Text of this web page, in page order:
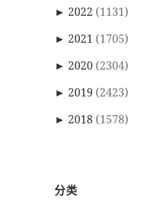
► 2022 (1131)
► 2021 (1705)
► 2020 (2304)
► 2019 (2423)
► 2018 (1578)
分类